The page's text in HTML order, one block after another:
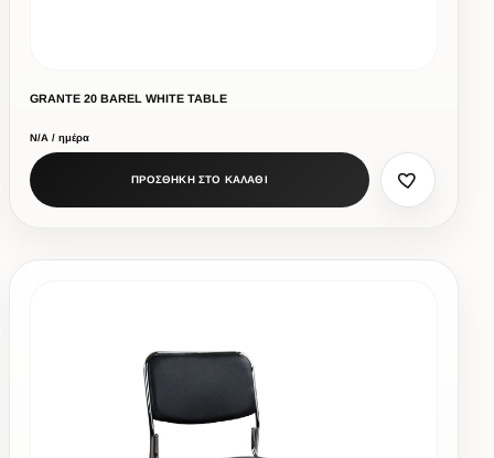
GRANTE 20 BAREL WHITE TABLE
Ν/Α / ημέρα
ΠΡΟΣΘΗΚΗ ΣΤΟ ΚΑΛΑΘΙ